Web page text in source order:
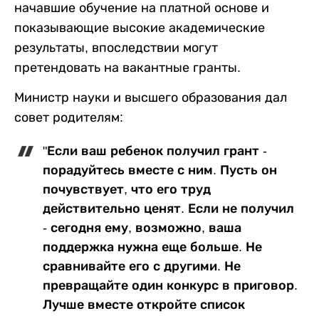
начавшие обучение на платной основе и
показывающие высокие академические
результаты, впоследствии могут
претендовать на вакантные гранты.
Министр науки и высшего образования дал
совет родителям:
"Если ваш ребенок получил грант -
порадуйтесь вместе с ним. Пусть он
почувствует, что его труд
действительно ценят. Если не получил
- сегодня ему, возможно, ваша
поддержка нужна еще больше. Не
сравнивайте его с другими. Не
превращайте один конкурс в приговор.
Лучше вместе откройте список